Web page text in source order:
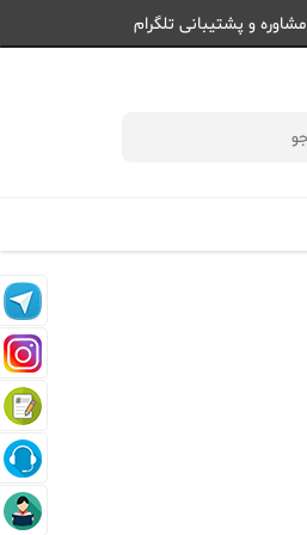
مشاوره و پشتیبانی تلگرام